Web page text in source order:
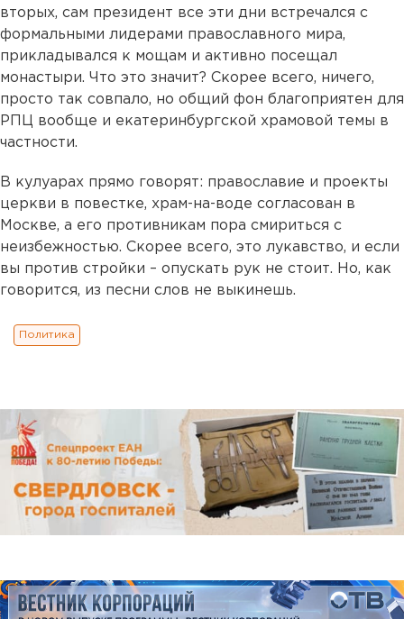
вторых, сам президент все эти дни встречался с
формальными лидерами православного мира,
прикладывался к мощам и активно посещал
монастыри. Что это значит? Скорее всего, ничего,
просто так совпало, но общий фон благоприятен для
РПЦ вообще и екатеринбургской храмовой темы в
частности.
В кулуарах прямо говорят: православие и проекты
церкви в повестке, храм-на-воде согласован в
Москве, а его противникам пора смириться с
неизбежностью. Скорее всего, это лукавство, и если
вы против стройки – опускать рук не стоит. Но, как
говорится, из песни слов не выкинешь.
Политика